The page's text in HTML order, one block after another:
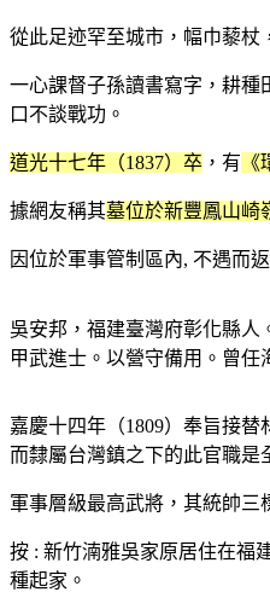
從此足迹罕至城市，幅巾藜杖
一心課督子孫讀書寫字，耕種
口不談戰功。
道光十七年（1837）卒 ，有
據網友稱其墓位於新豐鳳山崎
因位於軍事管制區內, 不遇而
吳安邦，福建臺灣府彰化縣人
甲武進士。以營守備用。曾任
嘉慶十四年（1809）奉旨接替
而隸屬台灣鎮之下的此官職是
軍事層級最高武將，其統帥三
按 : 新竹湳雅吳家原居住在福
種起家。